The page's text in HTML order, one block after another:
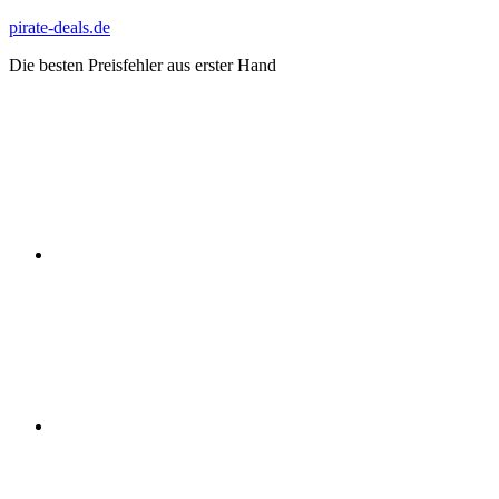
Zum
springen
pirate-deals.de
Die besten Preisfehler aus erster Hand